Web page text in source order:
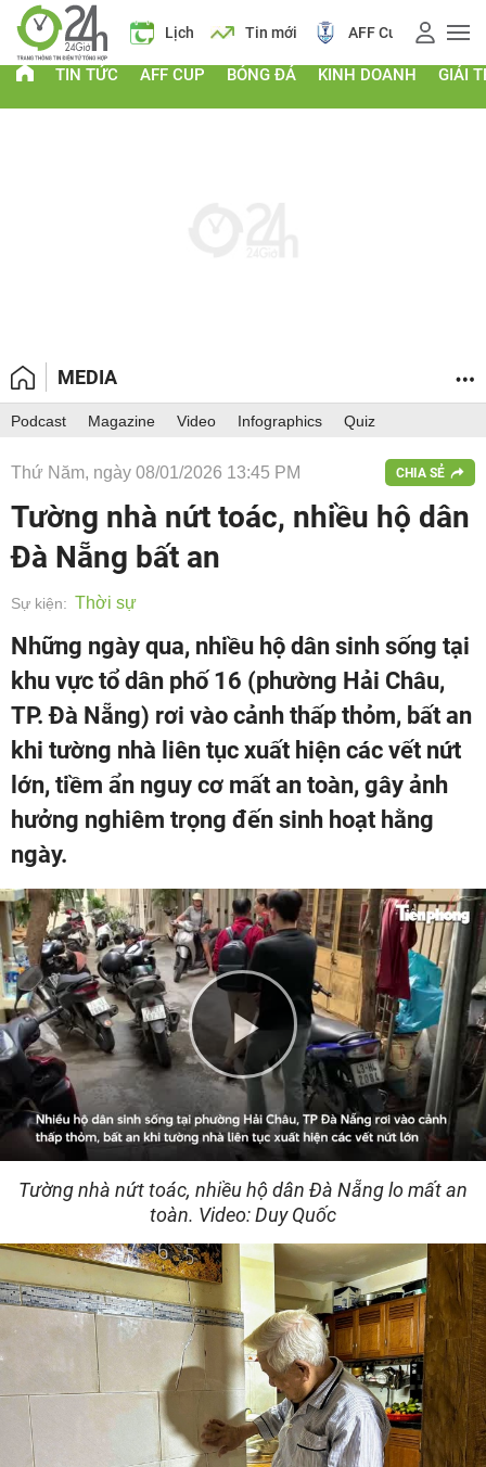
Lịch Tin mới AFF Cup Giá vàng
TIN TỨC AFF CUP BÓNG ĐÁ KINH DOANH GIẢI
MEDIA
Podcast Magazine Video Infographics Quiz
Thứ Năm, ngày 08/01/2026 13:45 PM CHIA SẺ
Tường nhà nứt toác, nhiều hộ dân
Đà Nẵng bất an
Sự kiện: Thời sự
Những ngày qua, nhiều hộ dân sinh sống tại
khu vực tổ dân phố 16 (phường Hải Châu,
TP. Đà Nẵng) rơi vào cảnh thấp thỏm, bất an
khi tường nhà liên tục xuất hiện các vết nứt
lớn, tiềm ẩn nguy cơ mất an toàn, gây ảnh
hưởng nghiêm trọng đến sinh hoạt hằng
ngày.
Play
Video
Tường nhà nứt toác, nhiều hộ dân Đà Nẵng lo mất an
toàn. Video: Duy Quốc